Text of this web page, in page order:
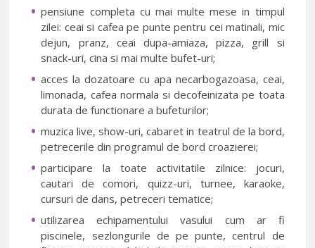
pensiune completa cu mai multe mese in timpul
zilei: ceai si cafea pe punte pentru cei matinali, mic
dejun, pranz, ceai dupa-amiaza, pizza, grill si
snack-uri, cina si mai multe bufet-uri;
acces la dozatoare cu apa necarbogazoasa, ceai,
limonada, cafea normala si decofeinizata pe toata
durata de functionare a bufeturilor;
muzica live, show-uri, cabaret in teatrul de la bord,
petrecerile din programul de bord croazierei;
participare la toate activitatile zilnice: jocuri,
cautari de comori, quizz-uri, turnee, karaoke,
cursuri de dans, petreceri tematice;
utilizarea echipamentului vasului cum ar fi
piscinele, sezlongurile de pe punte, centrul de